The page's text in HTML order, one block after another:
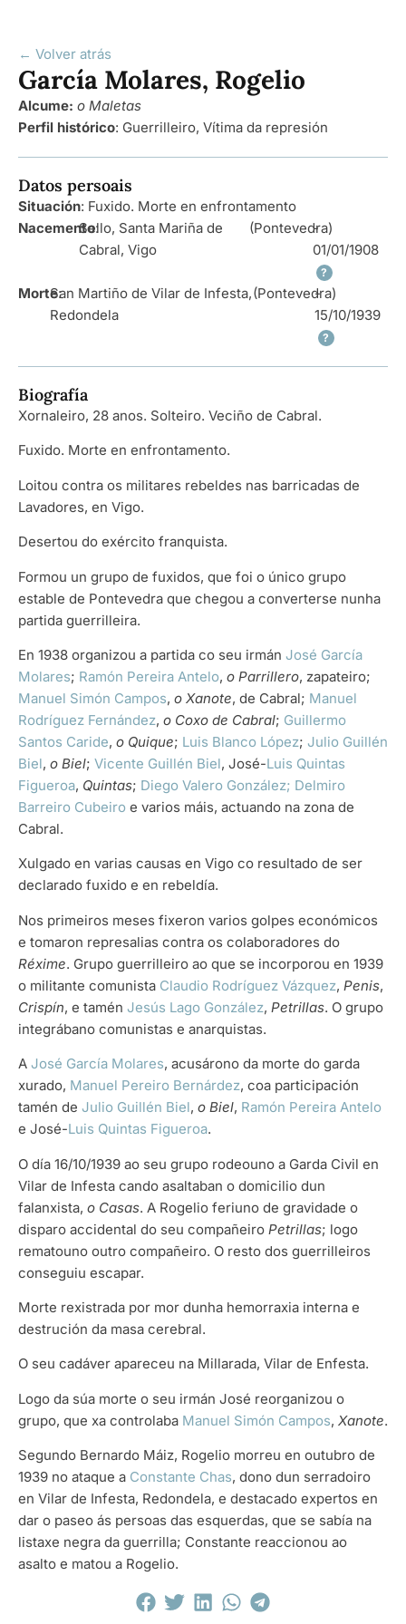
← Volver atrás
García Molares, Rogelio
Alcume: o Maletas
Perfil histórico: Guerrilleiro, Vítima da represión
Datos persoais
Situación: Fuxido. Morte en enfrontamento
Nacemento:
Sello, Santa Mariña de
Cabral, Vigo
(Pontevedra)
-
01/01/1908
?
Morte:
San Martiño de Vilar de Infesta,
Redondela
(Pontevedra)
-
15/10/1939
?
Biografía
Xornaleiro, 28 anos. Solteiro. Veciño de Cabral.
Fuxido. Morte en enfrontamento.
Loitou contra os militares rebeldes nas barricadas de
Lavadores, en Vigo.
Desertou do exército franquista.
Formou un grupo de fuxidos, que foi o único grupo
estable de Pontevedra que chegou a converterse nunha
partida guerrilleira.
En 1938 organizou a partida co seu irmán José García
Molares; Ramón Pereira Antelo, o Parrillero, zapateiro;
Manuel Simón Campos, o Xanote, de Cabral; Manuel
Rodríguez Fernández, o Coxo de Cabral; Guillermo
Santos Caride, o Quique; Luis Blanco López; Julio Guillén
Biel, o Biel; Vicente Guillén Biel, José-Luis Quintas
Figueroa, Quintas; Diego Valero González; Delmiro
Barreiro Cubeiro e varios máis, actuando na zona de
Cabral.
Xulgado en varias causas en Vigo co resultado de ser
declarado fuxido e en rebeldía.
Nos primeiros meses fixeron varios golpes económicos
e tomaron represalias contra os colaboradores do
Réxime. Grupo guerrilleiro ao que se incorporou en 1939
o militante comunista Claudio Rodríguez Vázquez, Penis,
Crispín, e tamén Jesús Lago González, Petrillas. O grupo
integrábano comunistas e anarquistas.
A José García Molares, acusárono da morte do garda
xurado, Manuel Pereiro Bernárdez, coa participación
tamén de Julio Guillén Biel, o Biel, Ramón Pereira Antelo
e José-Luis Quintas Figueroa.
O día 16/10/1939 ao seu grupo rodeouno a Garda Civil en
Vilar de Infesta cando asaltaban o domicilio dun
falanxista, o Casas. A Rogelio feriuno de gravidade o
disparo accidental do seu compañeiro Petrillas; logo
rematouno outro compañeiro. O resto dos guerrilleiros
conseguiu escapar.
Morte rexistrada por mor dunha hemorraxia interna e
destrución da masa cerebral.
O seu cadáver apareceu na Millarada, Vilar de Enfesta.
Logo da súa morte o seu irmán José reorganizou o
grupo, que xa controlaba Manuel Simón Campos, Xanote.
Segundo Bernardo Máiz, Rogelio morreu en outubro de
1939 no ataque a Constante Chas, dono dun serradoiro
en Vilar de Infesta, Redondela, e destacado expertos en
dar o paseo ás persoas das esquerdas, que se sabía na
listaxe negra da guerrilla; Constante reaccionou ao
asalto e matou a Rogelio.